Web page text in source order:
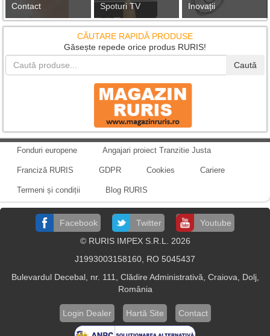
Contact Spoturi TV Inovații
CĂUTARE RAPIDĂ PRODUSE
Găsește repede orice produs RURIS!
Caută
Fonduri europene Angajari proiect Tranzitie Justa
Franciză RURIS GDPR Cookies Cariere
Termeni și condiții Blog RURIS
Facebook Twitter
Youtube
© RURIS IMPEX S.R.L. 2026
J1993003158160, RO 5045437
Bulevardul Decebal, nr. 111, Clădire Administrativă, Craiova, Dolj,
România
Login Dealer Hartă Site Contact